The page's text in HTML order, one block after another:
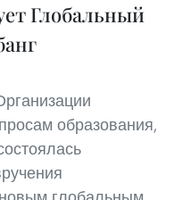
Глобальный
образования,